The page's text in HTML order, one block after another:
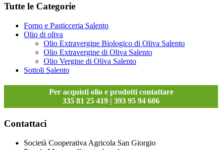
Tutte le Categorie
Forno e Pasticceria Salento
Olio di oliva
Olio Extravergine Biologico di Oliva Salento
Olio Extravergine di Oliva Salento
Olio Vergine di Oliva Salento
Sottoli Salento
Per acquisti olio e prodotti contattare
335 81 25 419 | 393 95 94 606
Contattaci
Società Cooperativa Agricola San Giorgio